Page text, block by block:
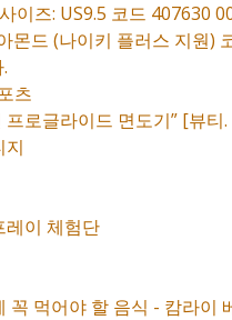
이즈: US9.5 코드 407630
몬드 (나이키 플러스 지원)
츠
로글라이드 면도기” [뷰티
지
레이 체험단
꼭 먹어야 할 음식 - 캄라이